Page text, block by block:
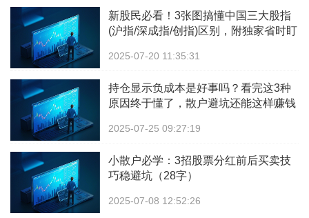
新股民必看！3张图搞懂中国三大股指
(沪指/深成指/创指)区别，附独家省时盯
2025-07-20 11:35:31
持仓显示负成本是好事吗？看完这3种
原因终于懂了，散户避坑还能这样赚钱
2025-07-25 09:27:19
小散户必学：3招股票分红前后买卖技
巧稳避坑（28字）
2025-07-08 12:52:26